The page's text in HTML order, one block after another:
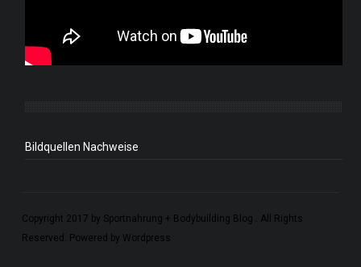
Bildquellen Nachweise
Copyright 2017 by Sportnahrung + Bodybuilding Blog . All Rights
Reserved. Powered by Wordpress